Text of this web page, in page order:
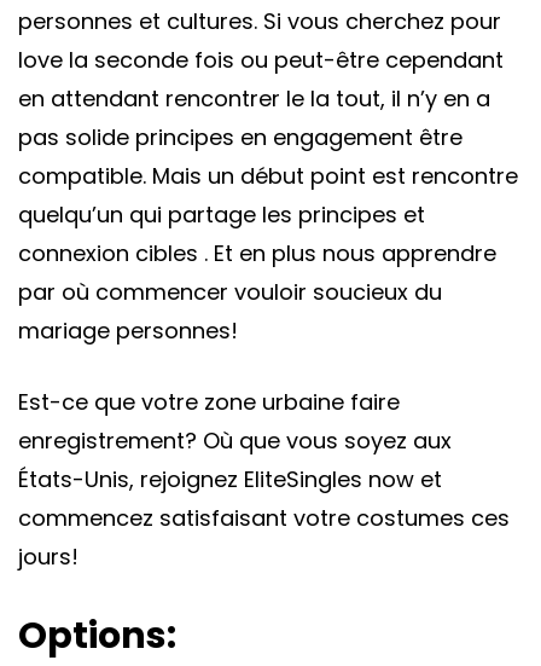
personnes et cultures. Si vous cherchez pour
love la seconde fois ou peut-être cependant
en attendant rencontrer le la tout, il n’y en a
pas solide principes en engagement être
compatible. Mais un début point est rencontre
quelqu’un qui partage les principes et
connexion cibles . Et en plus nous apprendre
par où commencer vouloir soucieux du
mariage personnes!
Est-ce que votre zone urbaine faire
enregistrement? Où que vous soyez aux
États-Unis, rejoignez EliteSingles now et
commencez satisfaisant votre costumes ces
jours!
Options: